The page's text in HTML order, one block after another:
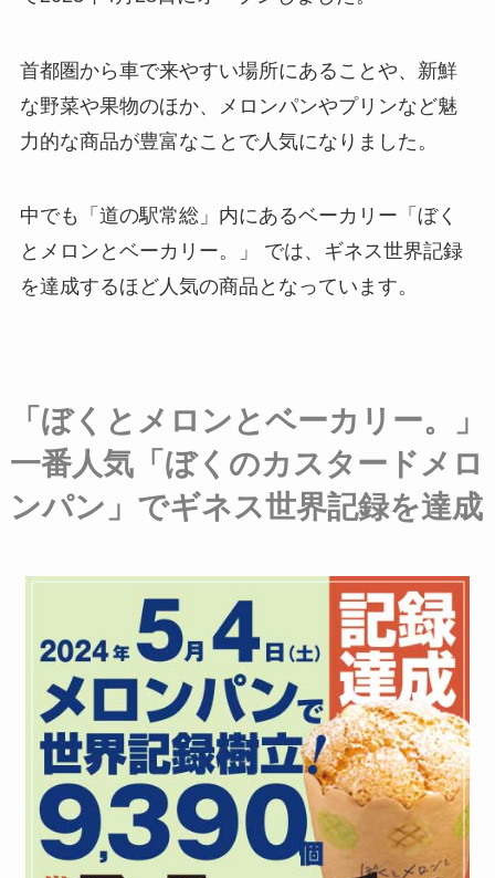
首都圏から車で来やすい場所にあることや、新鮮
な野菜や果物のほか、メロンパンやプリンなど魅
力的な商品が豊富なことで人気になりました。
中でも「道の駅常総」内にあるベーカリー「ぼく
とメロンとベーカリー。」 では、ギネス世界記録
を達成するほど人気の商品となっています。
「ぼくとメロンとベーカリー。」
一番人気「ぼくのカスタードメロ
ンパン」でギネス世界記録を達成